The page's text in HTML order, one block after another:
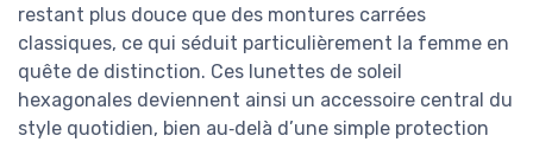
restant plus douce que des montures carrées
classiques, ce qui séduit particulièrement la femme en
quête de distinction. Ces lunettes de soleil
hexagonales deviennent ainsi un accessoire central du
style quotidien, bien au‑delà d’une simple protection